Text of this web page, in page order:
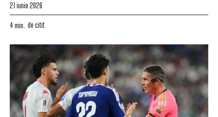
21 iunie 2026
4 min. de citit